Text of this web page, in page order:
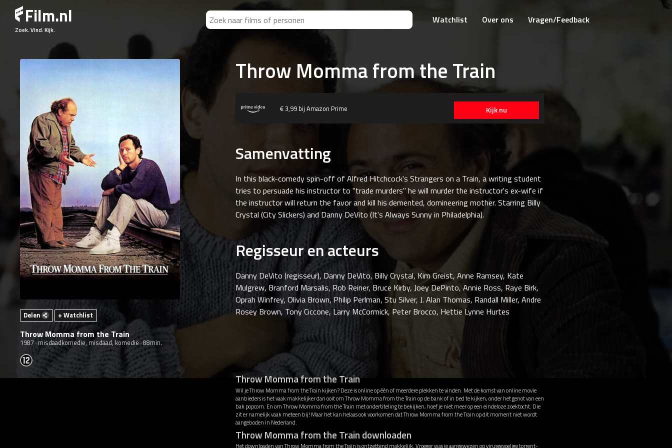
Film.nl
Zoek. Vind. Kijk.
Watchlist Over ons Vragen/Feedback
Delen + Watchlist
Throw Momma from the Train
1987 misdaadkomedie, misdaad, komedie 88min.
Throw Momma from the Train
Kijk nu
€ 3,99 bij Amazon Prime
Samenvatting
In this black-comedy spin-off of Alfred Hitchcock's Strangers on a Train, a writing student
tries to persuade his instructor to "trade murders" he will murder the instructor's ex-wife if
the instructor will return the favor and kill his demented, domineering mother. Starring Billy
Crystal (City Slickers) and Danny DeVito (It's Always Sunny in Philadelphia).
Regisseur en acteurs
Danny DeVito (regisseur), Danny DeVito, Billy Crystal, Kim Greist, Anne Ramsey, Kate
Mulgrew, Branford Marsalis, Rob Reiner, Bruce Kirby, Joey DePinto, Annie Ross, Raye Birk,
Oprah Winfrey, Olivia Brown, Philip Perlman, Stu Silver, J. Alan Thomas, Randall Miller, Andre
Rosey Brown, Tony Ciccone, Larry McCormick, Peter Brocco, Hettie Lynne Hurtes
Throw Momma from the Train
Wil je Throw Momma from the Train kijken? Deze is online op één of meerdere plekken te vinden. Met de komst van online movie
aanbieders is het vaak makkelijker dan ooit om Throw Momma from the Train op de bank of in bed te kijken, onder het genot van een
bak popcorn. En om Throw Momma from the Train met ondertiteling te bekijken, hoef je niet meer op een eindeloze zoektocht. Die
zit er namelijk vaak meteen bij! Maar het kan helaas ook voorkomen dat Throw Momma from the Train op dit moment niet wordt
aangeboden in Nederland.
Throw Momma from the Train downloaden
Het downloaden van Throw Momma from the Train is ontzettend makkelijk. Vroeger was je aangewezen op virusgevoelige torrent-